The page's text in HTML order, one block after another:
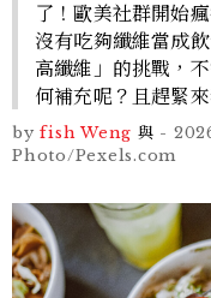
了！歐美社群開始
沒有吃夠纖維當成
高纖維」的挑戰，
何補充呢？且趕緊來
by fish Weng 與 -
Photo/Pexels.com